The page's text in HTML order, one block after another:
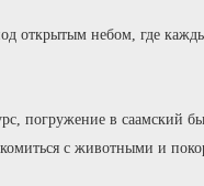
открытым небом, где
погружение в саамский
с животными и